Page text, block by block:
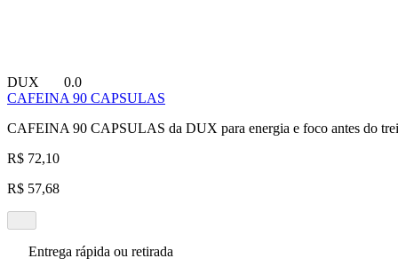
DUX
0.0
CAFEINA 90 CAPSULAS
CAFEINA 90 CAPSULAS da DUX para energia e foco antes do
R$ 72,10
R$ 57,68
Entrega rápida ou retirada